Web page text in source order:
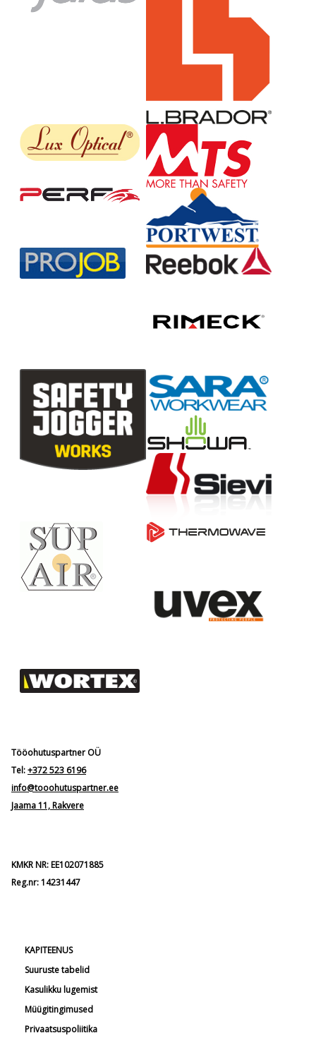
Tööohutuspartner OÜ
Tel:+372 523 6196
info@tooohutuspartner.ee
Jaama 11, Rakvere
KMKR NR: EE102071885
Reg.nr: 14231447
KAPITEENUS
Suuruste tabelid
Kasulikku lugemist
Müügitingimused
Privaatsuspoliitika